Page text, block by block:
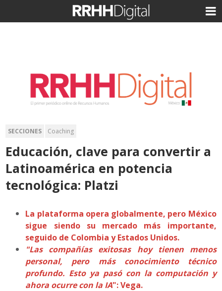
SECCIONES Coaching
Educación, clave para convertir a
Latinoamérica en potencia
tecnológica: Platzi
La plataforma opera globalmente, pero México
sigue siendo su mercado más importante,
seguido de Colombia y Estados Unidos.
"Las compañías exitosas hoy tienen menos
personal, pero más conocimiento técnico
profundo. Esto ya pasó con la computación y
ahora ocurre con la IA": Vega.